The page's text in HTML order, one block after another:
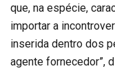
que, na espécie,
importar a
inserida dentro dos
agente fornecedor”,